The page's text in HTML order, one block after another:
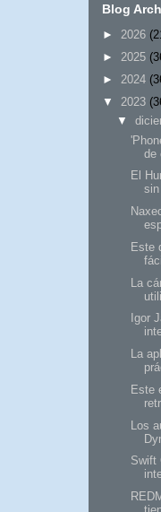
Blog
► 2026
► 2025
► 2024
▼
2023
▼
de
El
Este
La
Igor
La
Este
Los
Swift